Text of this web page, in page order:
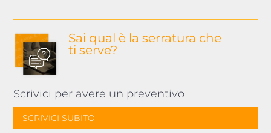
Sai qual è la serratura che
ti serve?
Scrivici per avere un preventivo
SCRIVICI SUBITO